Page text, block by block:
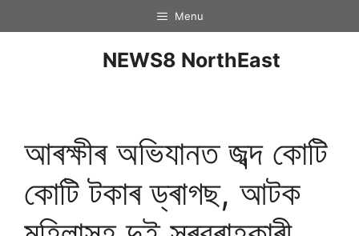
Menu
NEWS8 NorthEast
আৰক্ষীৰ অভিযানত জব্দ কোটি
কোটি টকাৰ ড্ৰাগছ, আটক